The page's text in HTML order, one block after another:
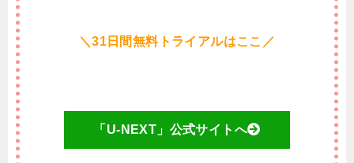
＼31日間無料トライアルはここ／
「U-NEXT」公式サイトへ